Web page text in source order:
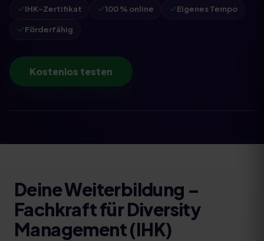
IHK-Zertifikat 100 % online Eigenes Tempo
Förderfähig
Kostenlos testen
Deine Weiterbildung –
Fachkraft für Diversity
Management (IHK)